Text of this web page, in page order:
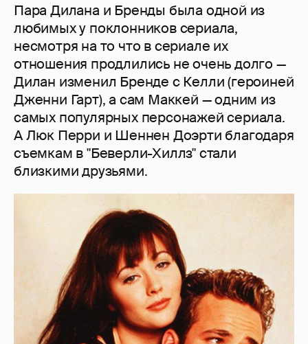
Пара Дилана и Бренды была одной из
любимых у поклонников сериала,
несмотря на то что в сериале их
отношения продлились не очень долго —
Дилан изменил Бренде с Келли (героиней
Дженни Гарт), а сам Маккей — одним из
самых популярных персонажей сериала.
А Люк Перри и Шеннен Доэрти благодаря
съемкам в "Беверли-Хиллз" стали
близкими друзьями.